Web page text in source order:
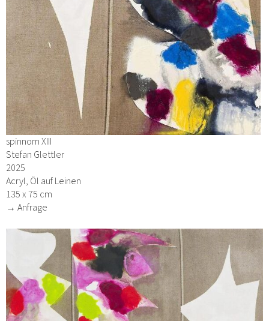
spinnom XIII
Stefan Glettler
2025
Acryl, Öl auf Leinen
135 x 75 cm
→ Anfrage